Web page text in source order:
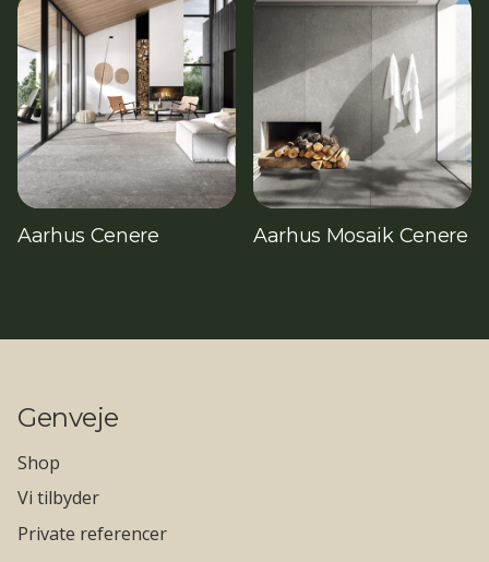
Aarhus Cenere Aarhus Mosaik Cenere
Genveje
Shop
Vi tilbyder
Private referencer